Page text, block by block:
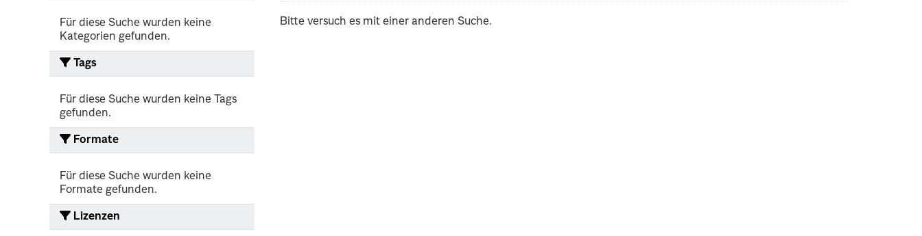
Für diese Suche wurden keine
Kategorien gefunden.
Tags
Für diese Suche wurden keine Tags
gefunden.
Formate
Für diese Suche wurden keine
Formate gefunden.
Lizenzen
Bitte versuch es mit einer anderen Suche.